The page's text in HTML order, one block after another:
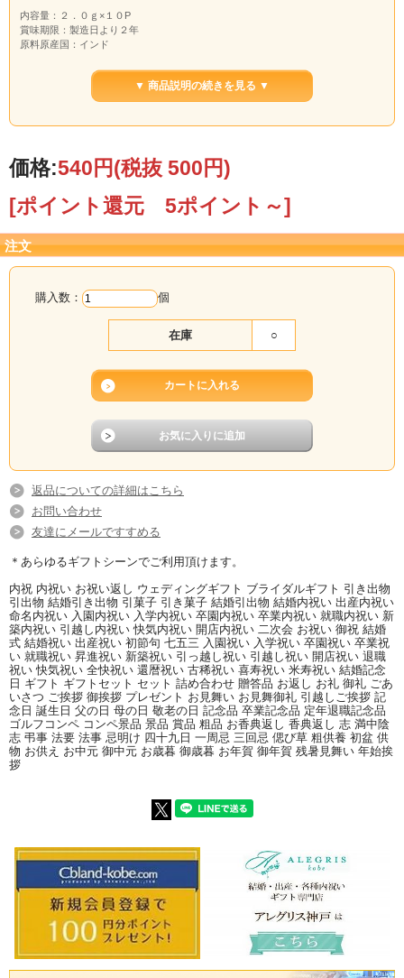
内容量：２．０ｇ×１０P
賞味期限：製造日より２年
原料原産国：インド
▼ 商品説明の続きを見る ▼
価格:540円(税抜 500円)
[ポイント還元 5ポイント～]
注文
購入数： 個
在庫 ○
返品についての詳細はこちら
お問い合わせ
友達にメールですすめる
＊あらゆるギフトシーンでご利用頂けます。
内祝 内祝い お祝い返し ウェディングギフト ブライダルギフト 引き出物
引出物 結婚引き出物 引菓子 引き菓子 結婚引出物 結婚内祝い 出産内祝い
命名内祝い 入園内祝い 入学内祝い 卒園内祝い 卒業内祝い 就職内祝い 新
築内祝い 引越し内祝い 快気内祝い 開店内祝い 二次会 お祝い 御祝 結婚
式 結婚祝い 出産祝い 初節句 七五三 入園祝い 入学祝い 卒園祝い 卒業祝
い 就職祝い 昇進祝い 新築祝い 引っ越し祝い 引越し祝い 開店祝い 退職
祝い 快気祝い 全快祝い 還暦祝い 古稀祝い 喜寿祝い 米寿祝い 結婚記念
日 ギフト ギフトセット セット 詰め合わせ 贈答品 お返し お礼 御礼 ごあ
いさつ ご挨拶 御挨拶 プレゼント お見舞い お見舞御礼 引越しご挨拶 記
念日 誕生日 父の日 母の日 敬老の日 記念品 卒業記念品 定年退職記念品
ゴルフコンペ コンペ景品 景品 賞品 粗品 お香典返し 香典返し 志 満中陰
志 弔事 法要 法事 忌明け 四十九日 一周忌 三回忌 偲び草 粗供養 初盆 供
物 お供え お中元 御中元 お歳暮 御歳暮 お年賀 御年賀 残暑見舞い 年始挨
拶